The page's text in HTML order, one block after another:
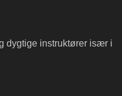
dygtige instruktører især i